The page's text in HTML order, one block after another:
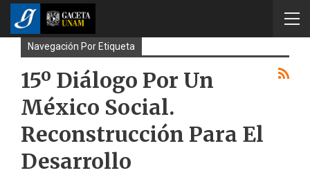
Navegación Por Etiqueta
15º Diálogo Por Un
México Social.
Reconstrucción Para El
Desarrollo